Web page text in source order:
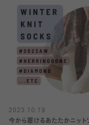
2023.10.19
今から履けるあたたかニット